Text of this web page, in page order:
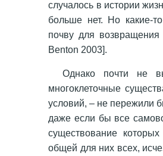
случалось в истории
больше нет. Но какие-
почву для
Benton 2003].
Однако почти не
многоклеточные
условий, – не пережили
даже если бы все
существование
общей для них всех,